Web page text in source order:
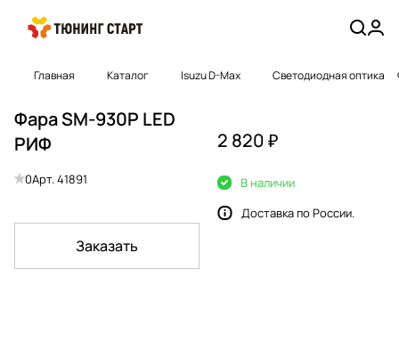
Главная Каталог Isuzu D-Max Светодиодная оптика
Фара SM-930P LED
РИФ
0Арт.41891
Заказать
2 820 ₽
В наличии
Доставка по России.